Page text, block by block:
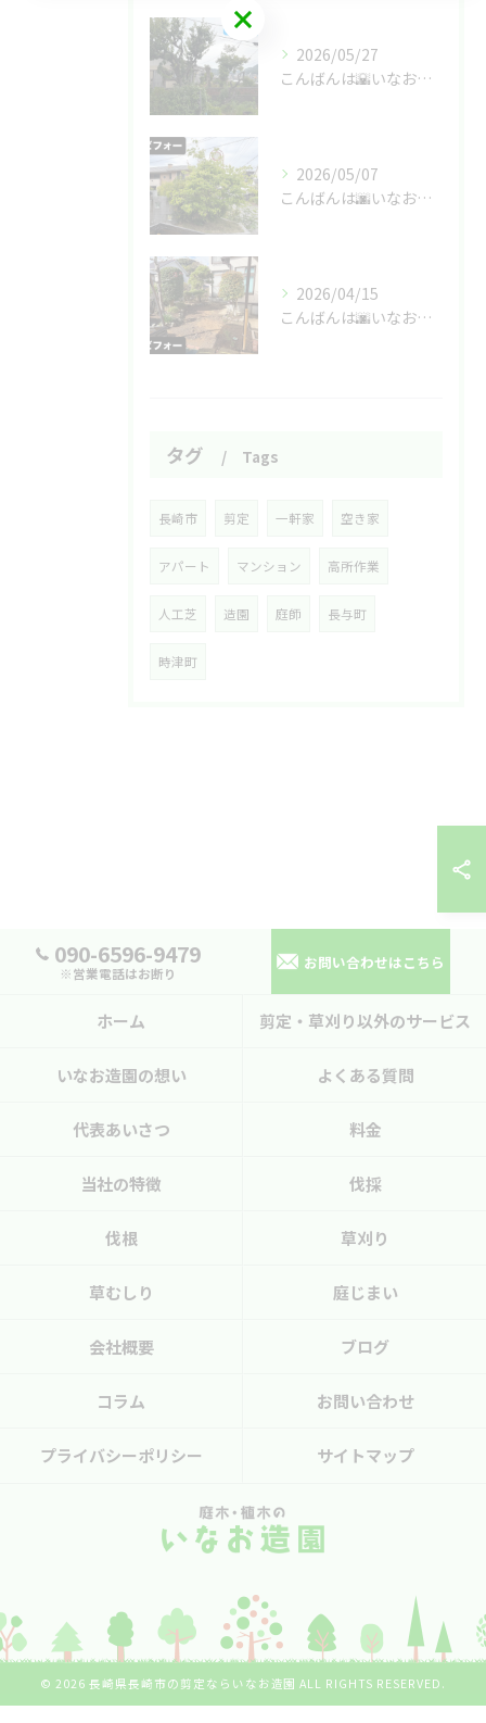
2026/05/27
こんばんは🌇いなお造園です❗️
2026/05/07
こんばんは🌆いなお造園です❗️
2026/04/15
こんばんは🌆いなお造園です❗️
タグ Tags
長崎市 剪定 一軒家 空き家
アパート マンション 高所作業
人工芝 造園 庭師 長与町
時津町
090-6596-9479
※営業電話はお断り
お問い合わせはこちら
ホーム 剪定・草刈り以外のサービス
いなお造園の想い よくある質問
代表あいさつ 料金
当社の特徴 伐採
伐根 草刈り
草むしり 庭じまい
会社概要 ブログ
コラム お問い合わせ
プライバシーポリシー サイトマップ
© 2026 長崎県長崎市の剪定ならいなお造園 ALL RIGHTS RESERVED.
お問い合わせはこちら